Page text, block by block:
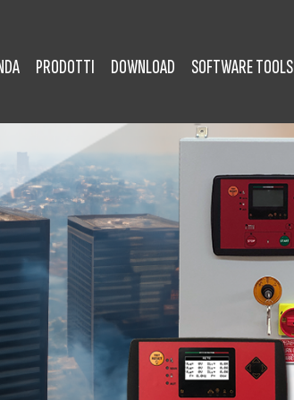
PRODOTTI DOWNLOAD SOFTWARE TOOLS